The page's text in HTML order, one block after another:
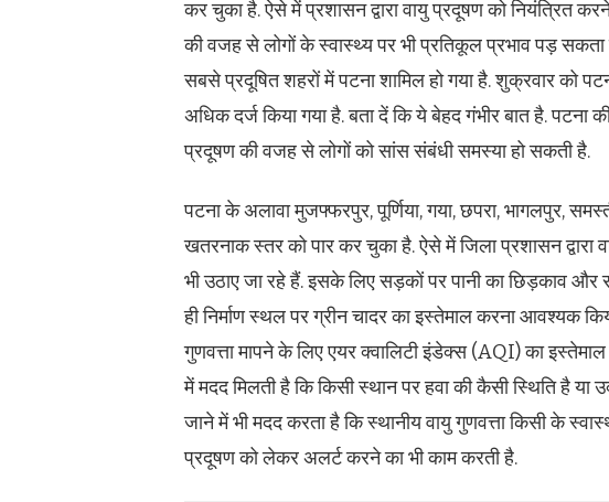
कर चुका है. ऐसे में प्रशासन द्वारा वायु प्रदूषण को नियंत्रित
की वजह से लोगों के स्वास्थ्य पर भी प्रतिकूल प्रभाव पड़
सबसे प्रदूषित शहरों में पटना शामिल हो गया है. शुक्रवार को
अधिक दर्ज किया गया है. बता दें कि ये बेहद गंभीर बात है.
प्रदूषण की वजह से लोगों को सांस संबंधी समस्या हो सकती है.
पटना के अलावा मुजफ्फरपुर, पूर्णिया, गया, छपरा, भागलपुर,
खतरनाक स्तर को पार कर चुका है. ऐसे में जिला प्रशासन
भी उठाए जा रहे हैं. इसके लिए सड़कों पर पानी का छिड़काव
ही निर्माण स्थल पर ग्रीन चादर का इस्तेमाल करना आवश्यक
गुणवत्ता मापने के लिए एयर क्वालिटी इंडेक्स (AQI) का
में मदद मिलती है कि किसी स्थान पर हवा की कैसी स्थिति है
जाने में भी मदद करता है कि स्थानीय वायु गुणवत्ता किसी के
प्रदूषण को लेकर अलर्ट करने का भी काम करती है.